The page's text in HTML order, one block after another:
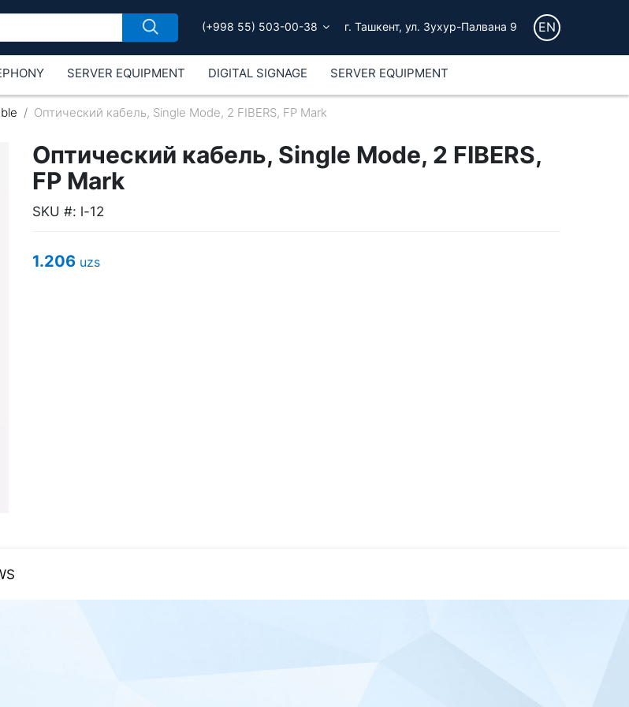
(+998 55) 503-00-38 г. Ташкент, ул. Зухур-Палвана 9 EN
SERVER EQUIPMENT DIGITAL SIGNAGE SERVER EQUIPMENT
Оптический кабель, Single Mode, 2 FIBERS, FP Mark
Оптический кабель, Single Mode, 2 FIBERS,
FP Mark
SKU #: l-12
1.206 uzs